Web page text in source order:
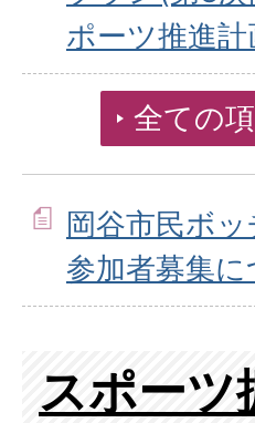
ポーツ推進計
全ての
岡谷市民ボ
参加者募集に
スポーツ